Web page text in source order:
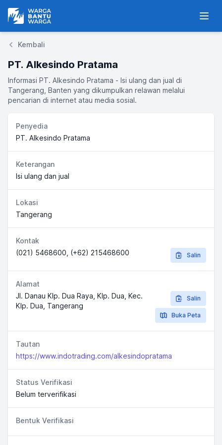
Warga Bantu Warga
Kembali
PT. Alkesindo Pratama
Informasi PT. Alkesindo Pratama - Isi ulang dan jual di
Tangerang, Banten yang dikumpulkan relawan melalui
pencarian di internet atau media sosial.
Penyedia
PT. Alkesindo Pratama
Keterangan
Isi ulang dan jual
Lokasi
Tangerang
Kontak
(021) 5468600, (+62) 215468600
Salin
Alamat
Jl. Danau Klp. Dua Raya, Klp. Dua, Kec.
Klp. Dua, Tangerang
Salin
Buka Peta
Tautan
https://www.indotrading.com/alkesindopratama
Status Verifikasi
Belum terverifikasi
Bentuk Verifikasi